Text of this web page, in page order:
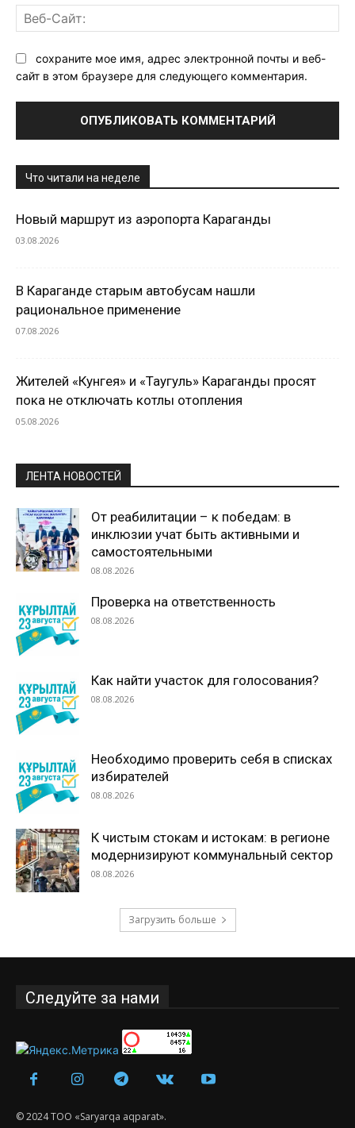
сохраните мое имя, адрес электронной почты и веб-
сайт в этом браузере для следующего комментария.
Что читали на неделе
Новый маршрут из аэропорта Караганды
03.08.2026
В Караганде старым автобусам нашли
рациональное применение
07.08.2026
Жителей «Кунгея» и «Таугуль» Караганды просят
пока не отключать котлы отопления
05.08.2026
ЛЕНТА НОВОСТЕЙ
От реабилитации – к победам: в
инклюзии учат быть активными и
самостоятельными
08.08.2026
Проверка на ответственность
08.08.2026
Как найти участок для голосования?
08.08.2026
Необходимо проверить себя в списках
избирателей
08.08.2026
К чистым стокам и истокам: в регионе
модернизируют коммунальный сектор
08.08.2026
Загрузить больше
Следуйте за нами
© 2024 ТОО «Saryarqa aqparat».